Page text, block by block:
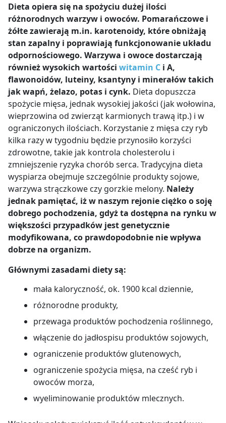
Dieta opiera się na spożyciu dużej ilości
różnorodnych warzyw i owoców. Pomarańczowe i
żółte zawierają m.in. karotenoidy, które obniżają
stan zapalny i poprawiają funkcjonowanie układu
odpornościowego. Warzywa i owoce dostarczają
również wysokich wartości witamin C i A,
flawonoidów, luteiny, ksantyny i minerałów takich
jak wapń, żelazo, potas i cynk. Dieta dopuszcza
spożycie mięsa, jednak wysokiej jakości (jak wołowina,
wieprzowina od zwierząt karmionych trawą itp.) i w
ograniczonych ilościach. Korzystanie z mięsa czy ryb
kilka razy w tygodniu będzie przynosiło korzyści
zdrowotne, takie jak kontrola cholesterolu i
zmniejszenie ryzyka chorób serca. Tradycyjna dieta
wyspiarza obejmuje szczególnie produkty sojowe,
warzywa strączkowe czy gorzkie melony. Należy
jednak pamiętać, iż w naszym rejonie ciężko o soję
dobrego pochodzenia, gdyż ta dostępna na rynku w
większości przypadków jest genetycznie
modyfikowana, co prawdopodobnie nie wpływa
dobrze na organizm.
Głównymi zasadami diety są:
mała kaloryczność, ok. 1900 kcal dziennie,
różnorodne produkty,
przewaga produktów pochodzenia roślinnego,
włączenie do jadłospisu produktów sojowych,
ograniczenie produktów glutenowych,
ograniczenie spożycia mięsa, na cześć ryb i
owoców morza,
wyeliminowanie produktów mlecznych.